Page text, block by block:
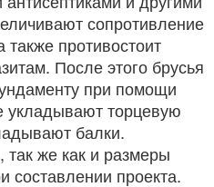
сопротивление
противостоит
После этого брусья
при помощи
укладывают торцевую
балки.
же как и размеры
проекта.